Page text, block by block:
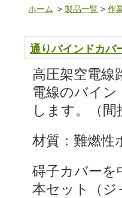
ホーム >製品一覧 >作
通りバインドカバ
高圧架空電線
電線のバイン
します。（間
材質：難燃性
碍子カバーを
本セット（ジ